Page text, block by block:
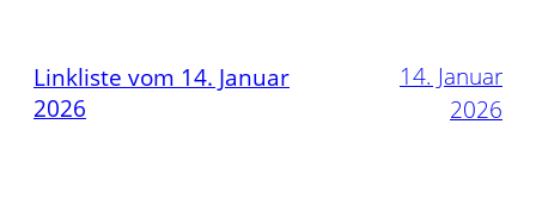
Linkliste vom 14. Januar
2026
14. Januar
2026